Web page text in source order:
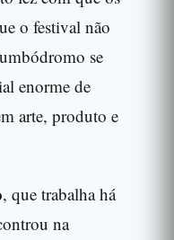
o festival não
se
enorme de
arte, produto e
, que trabalha há
na